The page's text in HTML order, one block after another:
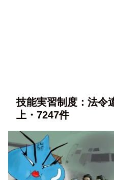
技能実習制度：法令
上・7247件